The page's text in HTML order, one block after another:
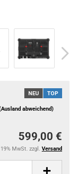
NEU TOP
abweichend)
599,00 €
MwSt. zzgl. Versand